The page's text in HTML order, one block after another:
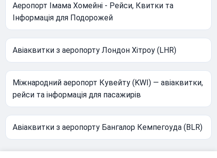
Аеропорт Імама Хомейні - Рейси, Квитки та
Інформація для Подорожей
Авіаквитки з аеропорту Лондон Хітроу (LHR)
Міжнародний аеропорт Кувейту (KWI) — авіаквитки,
рейси та інформація для пасажирів
Авіаквитки з аеропорту Бангалор Кемпегоуда (BLR)